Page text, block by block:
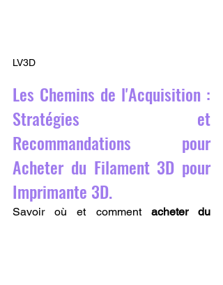
LV3D
Les Chemins de l'Acquisition :
Stratégies et
Recommandations pour
Acheter du Filament 3D pour
Imprimante 3D.
Savoir où et comment acheter du